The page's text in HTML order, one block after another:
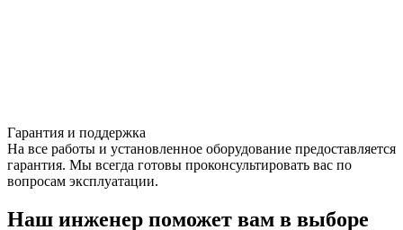
Гарантия и поддержка
На все работы и установленное оборудование предоставляется
гарантия. Мы всегда готовы проконсультировать вас по
вопросам эксплуатации.
Наш инженер поможет вам в выборе